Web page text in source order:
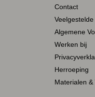
Contact
Algemene
Werken bij
Herroeping
Materialen &